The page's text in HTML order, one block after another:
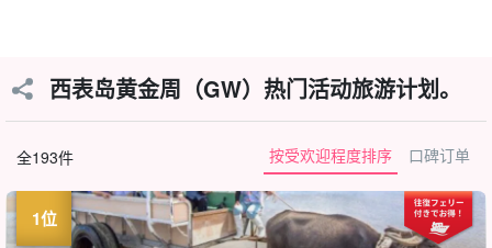
西表岛黄金周（GW）热门活动旅游计划。
全193件 按受欢迎程度排序 口碑订单